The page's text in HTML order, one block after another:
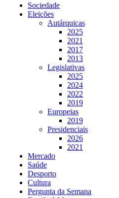
Sociedade
Eleições
Autárquicas
2025
2021
2017
2013
Legislativas
2025
2024
2022
2019
Europeias
2019
Presidenciais
2026
2021
Mercado
Saúde
Desporto
Cultura
Pergunta da Semana